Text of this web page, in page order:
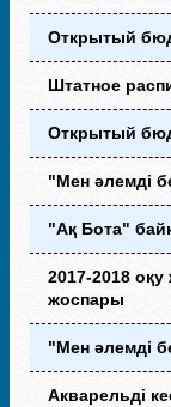
Открытый
Штатное
Открытый
"Мен әлемді
"Ақ Бота"
2017-2018
жоспары
"Мен әлемді
Акварельді